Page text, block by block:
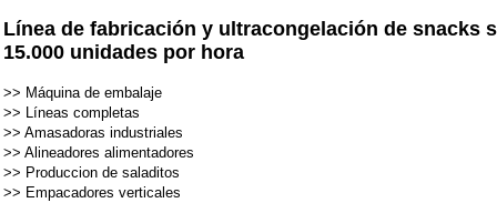
Línea de fabricación y ultracongelación de snacks
15.000 unidades por hora
>> Máquina de embalaje
>> Líneas completas
>> Amasadoras industriales
>> Alineadores alimentadores
>> Produccion de saladitos
>> Empacadores verticales